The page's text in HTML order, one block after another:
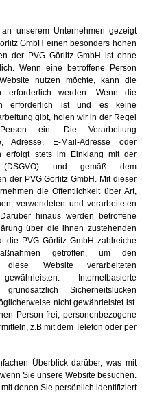
unserem Unternehmen gezeigt
GmbH einen besonders hohen
der PVG Görlitz GmbH ist ohne
Wenn eine betroffene Person
nutzen möchte, kann die
erforderlich werden. Wenn die
erforderlich ist und es keine
gibt, holen wir in der Regel
ein. Die Verarbeitung
Adresse, E-Mail-Adresse oder
erfolgt stets im Einklang mit der
(DSGVO) und gemäß dem
der PVG Görlitz GmbH. Mit dieser
die Öffentlichkeit über Art,
verwendeten und verarbeiteten
hinaus werden betroffene
über die ihnen zustehenden
die PVG Görlitz GmbH zahlreiche
getroffen, um den
Website verarbeiteten
Internetbasierte
Sicherheitslücken
nicht gewährleistet ist.
Person frei, personenbezogene
z.B mit dem Telefon oder per
Überblick darüber, was mit
Sie unsere Website besuchen.
denen Sie persönlich identifiziert